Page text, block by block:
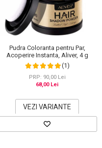
Pudra Coloranta pentru Par,
Acoperire Instanta, Aliver, 4 g
(1)
PRP: 90,00 Lei
68,00 Lei
VEZI VARIANTE